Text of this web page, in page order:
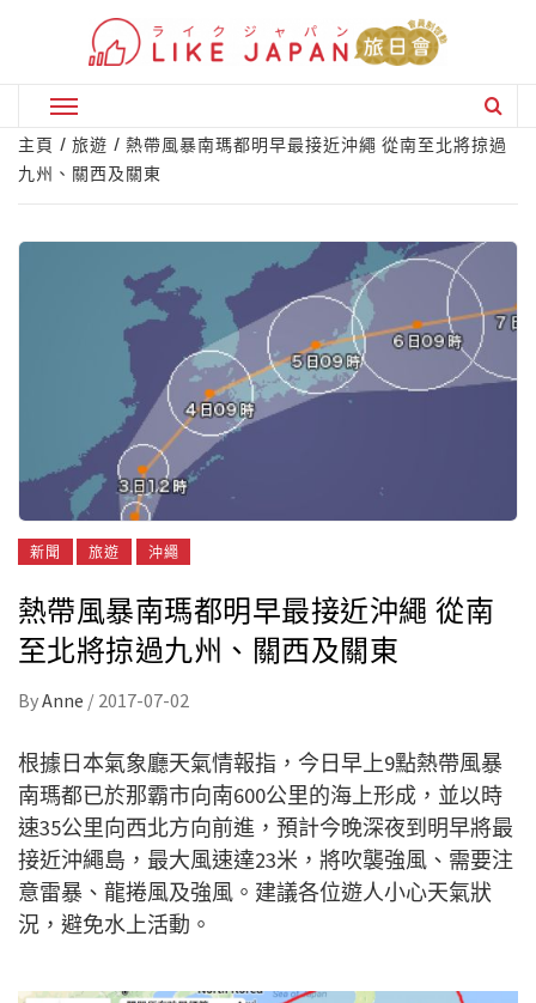
Primary
Menu
主頁 旅遊
熱帶風暴南瑪都明早最接近沖繩 從南至北將掠過
九州、關西及關東
新聞 旅遊 沖繩
熱帶風暴南瑪都明早最接近沖繩 從南
至北將掠過九州、關西及關東
ByAnne / 2017-07-02
根據日本氣象廳天氣情報指，今日早上9點熱帶風暴
南瑪都已於那霸市向南600公里的海上形成，並以時
速35公里向西北方向前進，預計今晚深夜到明早將最
接近沖繩島，最大風速達23米，將吹襲強風、需要注
意雷暴、龍捲風及強風。建議各位遊人小心天氣狀
況，避免水上活動。